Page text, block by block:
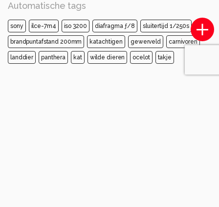
Automatische tags
sony ilce-7m4 iso 3200 diafragma ƒ/8 sluitertijd 1/250s
brandpuntafstand 200mm katachtigen gewerveld carnivoren
landdier panthera kat wilde dieren ocelot takje